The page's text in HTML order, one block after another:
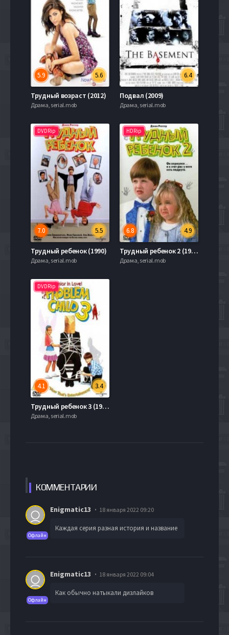
5.6
5.9
Трудный возраст (2012)
Драма, serial.mob
6.4
Подвал (2009)
Драма, serial.mob
DVDRip
5.5
7.0
Трудный ребенок (1990)
Драма, serial.mob
HDRip
4.9
6.8
Трудный ребенок 2 (1991)
Драма, serial.mob
DVDRip
3.4
4.1
Трудный ребенок 3 (1995)
Драма, serial.mob
КОММЕНТАРИИ
Офлайн
Enigmatic13 18 января 2022 09:20
Каждая серия разная история и название
Офлайн
Enigmatic13 18 января 2022 09:04
Как обычно натыкали дизлайков